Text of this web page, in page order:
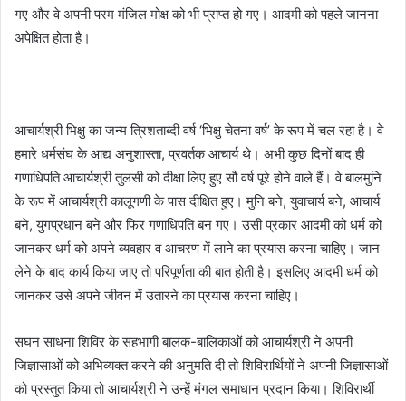
गए और वे अपनी परम मंजिल मोक्ष को भी प्राप्त हो गए। आदमी को पहले जानना
अपेक्षित होता है।
आचार्यश्री भिक्षु का जन्म त्रिशताब्दी वर्ष ‘भिक्षु चेतना वर्ष’ के रूप में चल रहा है। वे
हमारे धर्मसंघ के आद्य अनुशास्ता, प्रवर्तक आचार्य थे। अभी कुछ दिनों बाद ही
गणाधिपति आचार्यश्री तुलसी को दीक्षा लिए हुए सौ वर्ष पूरे होने वाले हैं। वे बालमुनि
के रूप में आचार्यश्री कालूगणी के पास दीक्षित हुए। मुनि बने, युवाचार्य बने, आचार्य
बने, युगप्रधान बने और फिर गणाधिपति बन गए। उसी प्रकार आदमी को धर्म को
जानकर धर्म को अपने व्यवहार व आचरण में लाने का प्रयास करना चाहिए। जान
लेने के बाद कार्य किया जाए तो परिपूर्णता की बात होती है। इसलिए आदमी धर्म को
जानकर उसे अपने जीवन में उतारने का प्रयास करना चाहिए।
सघन साधना शिविर के सहभागी बालक-बालिकाओं को आचार्यश्री ने अपनी
जिज्ञासाओं को अभिव्यक्त करने की अनुमति दी तो शिविरार्थियों ने अपनी जिज्ञासाओं
को प्रस्तुत किया तो आचार्यश्री ने उन्हें मंगल समाधान प्रदान किया। शिविरार्थी